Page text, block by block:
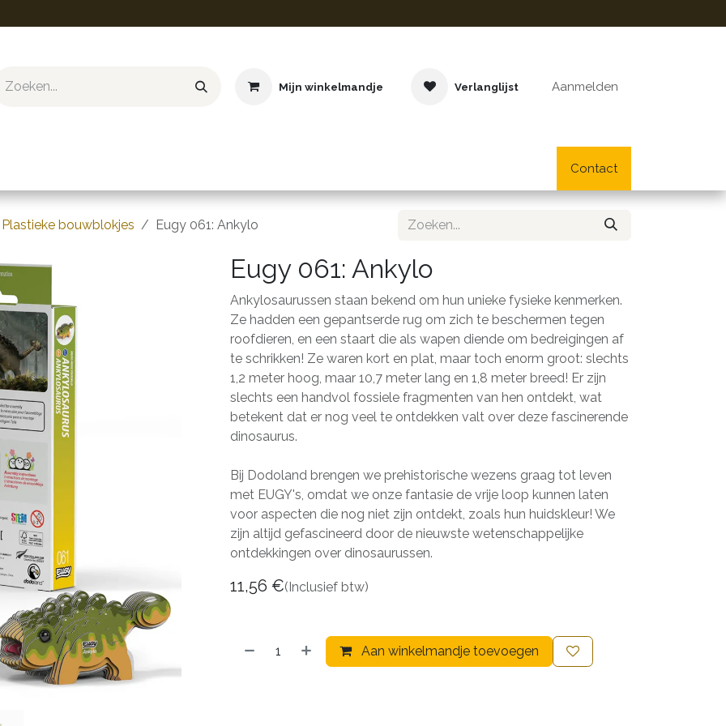
Mijn winkelmandje Verlanglijst Aanmelden
Lifestyle
Contact
Plastieke bouwblokjes Eugy 061: Ankylo
Eugy 061: Ankylo
Ankylosaurussen staan ​​bekend om hun unieke fysieke kenmerken.
Ze hadden een gepantserde rug om zich te beschermen tegen
roofdieren, en een staart die als wapen diende om bedreigingen af ​​
te schrikken! Ze waren kort en plat, maar toch enorm groot: slechts
1,2 meter hoog, maar 10,7 meter lang en 1,8 meter breed! Er zijn
slechts een handvol fossiele fragmenten van hen ontdekt, wat
betekent dat er nog veel te ontdekken valt over deze fascinerende
dinosaurus.
Bij Dodoland brengen we prehistorische wezens graag tot leven
met EUGY's, omdat we onze fantasie de vrije loop kunnen laten
voor aspecten die nog niet zijn ontdekt, zoals hun huidskleur! We
zijn altijd gefascineerd door de nieuwste wetenschappelijke
ontdekkingen over dinosaurussen.
11,56 €(Inclusief btw)
Aan winkelmandje toevoegen